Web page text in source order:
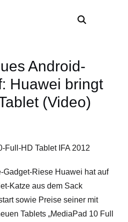
Android-
Huawei bringt
(Video)
Gadget-Riese Huawei hat auf
Katze aus dem Sack
sowie Preise seiner mit
Tablets „MediaPad 10 Full